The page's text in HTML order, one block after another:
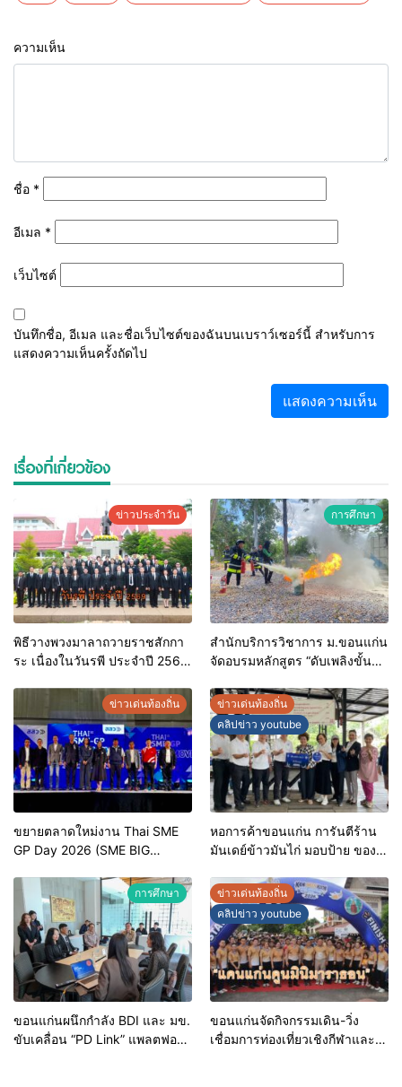
ความเห็น
ชื่อ *
อีเมล *
เว็บไซต์
บันทึกชื่อ, อีเมล และชื่อเว็บไซต์ของฉันบนเบราว์เซอร์นี้ สำหรับการ
แสดงความเห็นครั้งถัดไป
เรื่องที่เกี่ยวข้อง
ข่าวประจำวัน
พิธีวางพวงมาลาถวายราชสักกา
ระ เนื่องในวันรพี ประจำปี 2569
เพื่อเชื่อมความสัมพันธ์อันดีของ
หน่วยงานในกระบวนการ
ยุติธรรม
การศึกษา
สำนักบริการวิชาการ ม.ขอนแก่น
จัดอบรมหลักสูตร “ดับเพลิงขั้น
ท้องถิ่นรับมืออัคคีภัยตาม
มาตรฐานสากล
ข่าวเด่นท้องถิ่น
ขยายตลาดใหม่งาน Thai SME
GP Day 2026 (SME BIG
ข่าวเด่นท้องถิ่น
คลิปข่าว youtube
หอการค้าขอนแก่น การันตีร้าน
มันเดย์ข้าวมันไก่ มอบป้าย ของดี
ประกอบการคุณภาพ ยกระดับ
มาตรฐาน สร้างความเชื่อมั่นให้ผู้
บริโภค
การศึกษา
ขอนแก่นผนึกกำลัง BDI และ มข.
ขับเคลื่อน “PD Link” แพลตฟอร์ม
ข่าวเด่นท้องถิ่น
คลิปข่าว youtube
ขอนแก่นจัดกิจกรรมเดิน-วิ่ง
เชื่อมการท่องเที่ยวเชิงกีฬาและ